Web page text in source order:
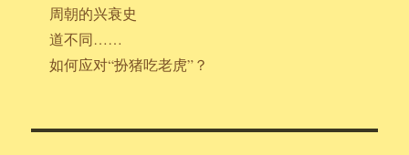
周朝的兴衰史
道不同……
如何应对“扮猪吃老虎”？